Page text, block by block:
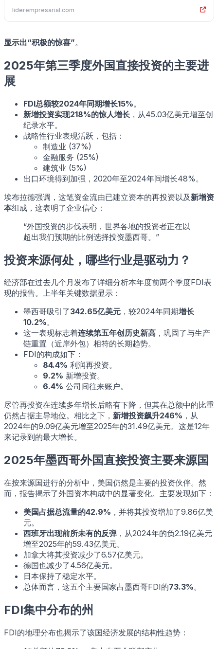
liderempresarial.com
显示出“积极的惊喜”。
2025年第三季度外国直接投资的主要进
展
FDI总额较2024年同期增长15%。
新增投资实现218%的惊人增长 ，从45.03亿美元增至创
纪录水平。
战略性行业表现活跃，包括：
制造业 (37%)
金融服务 (25%)
建筑业 (5%)
出口环境得到加强，2020年至2024年间增长48%。
埃布拉德强调，这笔资金流由已建立资本的再投资以及 新增资
本组成，这表明了企业信心：
“外国投资的步伐表明，世界各地的投资者正在以
超出我们预期的比例选择投资墨西哥。”
投资来源何处，哪些行业是驱动力？
经济部在过去几个月发布了详细分析本年度前两个季度FDI表
现的报告。上半年关键数据显示：
墨西哥吸引了342.65亿美元 ，较2024年同期增长
10.2%。
这一表现标志着连续第五年创历史新高 ，巩固了与生产
链重置（近岸外包）相符的长期趋势。
FDI的构成如下：
84.4% 利润再投资。
9.2% 新增投资。
6.4% 公司间往来账户。
尽管再投资在连续多年增长后略有下降，但其在总额中的比重
仍然占据主导地位。相比之下， 新增投资飙升246% ，从
2024年的9.09亿美元增至2025年的31.49亿美元。这是12年
来记录到的最大增长。
2025年墨西哥外国直接投资主要来源国
在按来源国进行的分析中，美国仍然是主要的投资伙伴。然
而，报告揭示了外国资本构成中的显著变化。主要发现如下：
美国占据总流量的42.9% ，并将其投资增加了9.86亿美
元。
西班牙出现前所未有的反弹，从2024年的负2.19亿美元
增至2025年的59.43亿美元。
加拿大将其投资减少了6.57亿美元。
德国也减少了4.56亿美元。
日本保持了稳定水平。
总体而言，这五个主要国家占墨西哥FDI的73.3%。
FDI集中分布的州
FDI的地理分布也揭示了该国经济发展的结构性趋势：